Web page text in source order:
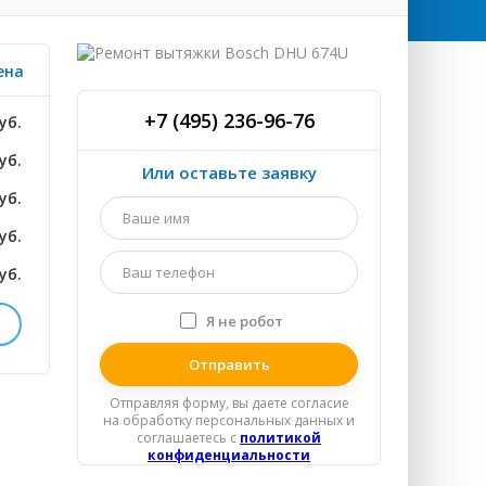
+7 (495) 236-96-76
Или оставьте заявку
Ваше
имя
Ваш
телефон
спамер
Я не робот
Отправляя форму, вы даете согласие
на обработку персональных данных и
соглашаетесь c политикой
конфиденциальности